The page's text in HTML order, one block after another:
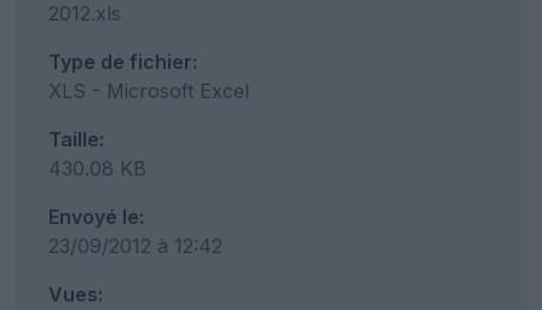
2012.xls
Type de fichier:
XLS - Microsoft Excel
Taille:
430.08 KB
Envoyé le:
23/09/2012 à 12:42
Vues: